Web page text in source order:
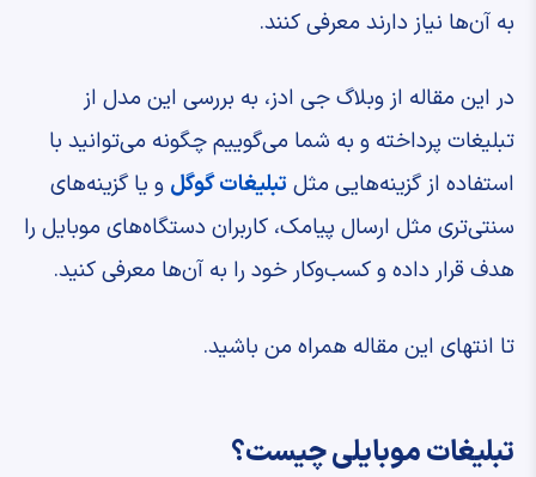
به آن‌ها نیاز دارند معرفی کنند.
در این مقاله از وبلاگ جی ادز، به بررسی این مدل از
تبلیغات پرداخته و به شما می‌گوییم چگونه می‌توانید با
استفاده از گزینه‌هایی مثل تبلیغات گوگلو یا گزینه‌های
سنتی‌تری مثل ارسال پیامک، کاربران دستگاه‌های موبایل را
هدف قرار داده و کسب‌وکار خود را به آن‌ها معرفی کنید.
تا انتهای این مقاله همراه من باشید.
تبلیغات موبایلی چیست؟